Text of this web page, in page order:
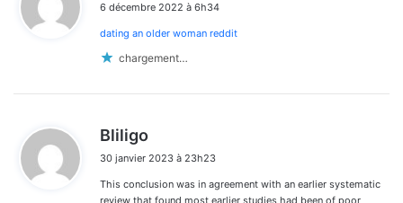
t
6 décembre 2022 à 6h34
dating an older woman reddit
chargement…
Bliligo
t
:
30 janvier 2023 à 23h23
This conclusion was in agreement with an earlier systematic